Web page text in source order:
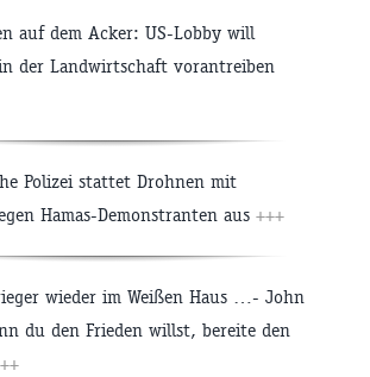
auf dem Acker: US-Lobby will
der Landwirtschaft vorantreiben
Polizei stattet Drohnen mit
Hamas-Demonstranten aus +++
wieder im Weißen Haus …- John
du den Frieden willst, bereite den